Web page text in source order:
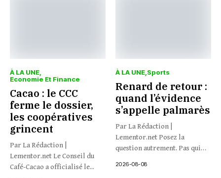
À LA UNE
Economie Et Finance
Cacao : le CCC
ferme le dossier,
les coopératives
grincent
Par La Rédaction |
Lementor.net Le Conseil du
Café-Cacao a officialisé le...
À LA UNE Sports
Renard de retour :
quand l’évidence
s’appelle palmarès
Par La Rédaction |
Lementor.net Posez la
question autrement. Pas qui
2026-08-08